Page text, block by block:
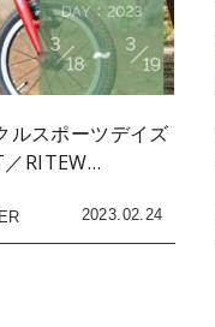
ルスポーツデイズ
RITEW…
2023.02.24